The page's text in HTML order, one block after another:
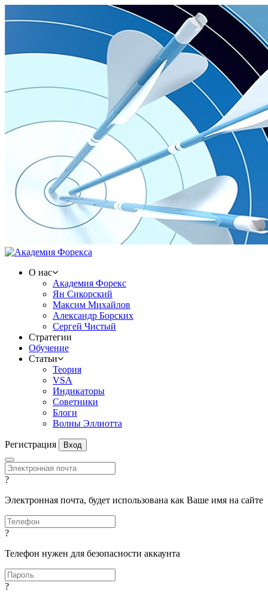
О нас
Академия Форекс
Ян Сикорский
Максим Михайлов
Александр Борских
Сергей Чистый
Стратегии
Обучение
Статьи
Теория
VSA
Индикаторы
Советники
Блоги
Волны Эллиотта
Регистрация Вход
?
Электронная почта, будет использована как Ваше имя на сайте
?
Телефон нужен для безопасности аккаунта
?